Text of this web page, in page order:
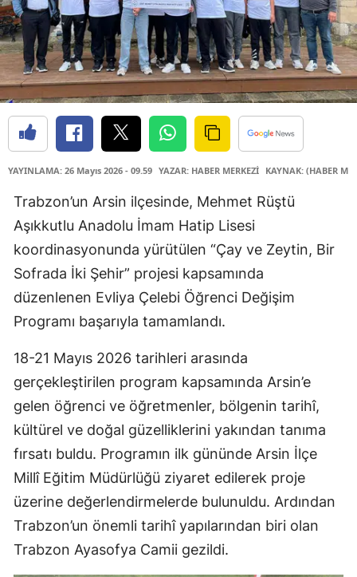
YAYINLAMA: 26 Mayıs 2026 - 09.59 YAZAR: HABER MERKEZİ KAYNAK: (HABER
Trabzon’un Arsin ilçesinde, Mehmet Rüştü
Aşıkkutlu Anadolu İmam Hatip Lisesi
koordinasyonunda yürütülen “Çay ve Zeytin, Bir
Sofrada İki Şehir” projesi kapsamında
düzenlenen Evliya Çelebi Öğrenci Değişim
Programı başarıyla tamamlandı.
18-21 Mayıs 2026 tarihleri arasında
gerçekleştirilen program kapsamında Arsin’e
gelen öğrenci ve öğretmenler, bölgenin tarihî,
kültürel ve doğal güzelliklerini yakından tanıma
fırsatı buldu. Programın ilk gününde Arsin İlçe
Millî Eğitim Müdürlüğü ziyaret edilerek proje
üzerine değerlendirmelerde bulunuldu. Ardından
Trabzon’un önemli tarihî yapılarından biri olan
Trabzon Ayasofya Camii gezildi.